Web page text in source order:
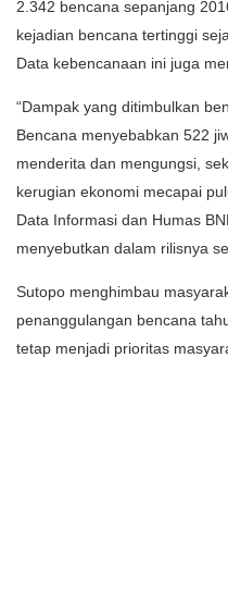
2.342 bencana sepanjang
kejadian bencana tertinggi
Data kebencanaan ini juga
“Dampak yang ditimbulkan
Bencana menyebabkan 522
menderita dan mengungsi,
kerugian ekonomi mecapai
Data Informasi dan Humas
menyebutkan dalam rilisnya
Sutopo menghimbau
penanggulangan bencana
tetap menjadi prioritas